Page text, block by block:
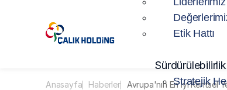
Etik Hattı
Sürdürülebilirlik
Stratejik
Anasayfa Haberler Avrupa'nın En İyi Kentsel